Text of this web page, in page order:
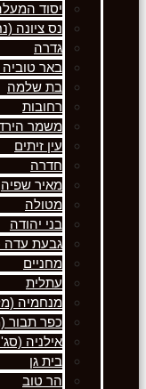
יסוד
נס ציונה
גדרה
באר
בת שלמה
רחובות
משמר
עין זיתים
חדרה
מאיר שפיה
מטולה
בני יהודה
גבעת עדה
מחניים
עתלית
מנחמיה
כפר תבור
אילניה
בית גן
הר טוב